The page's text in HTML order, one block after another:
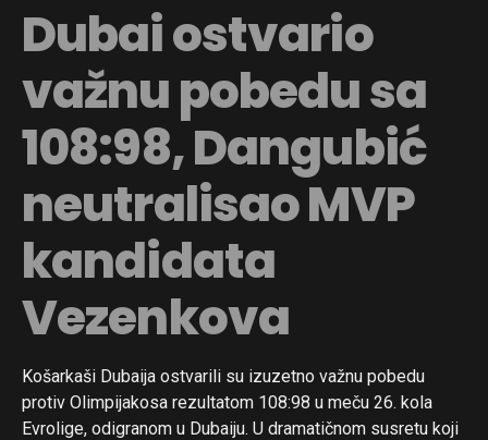
Dubai ostvario
važnu pobedu sa
108:98, Dangubić
neutralisao MVP
kandidata
Vezenkova
Košarkaši Dubaija ostvarili su izuzetno važnu pobedu
protiv Olimpijakosa rezultatom 108:98 u meču 26. kola
Evrolige, odigranom u Dubaiju. U dramatičnom susretu koji